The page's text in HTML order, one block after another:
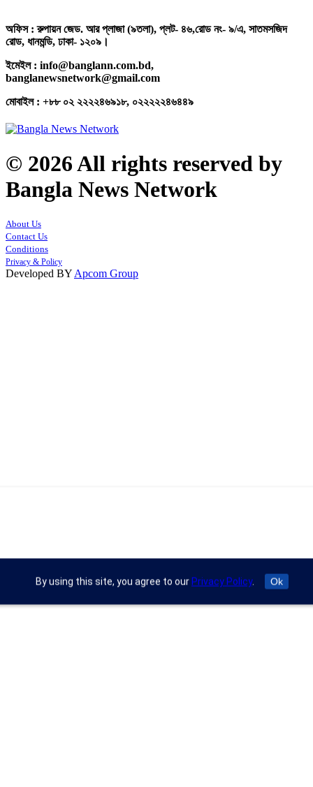
অফিস : রুপায়ন জেড. আর প্লাজা (৯তলা), প্লট- ৪৬,রোড নং- ৯/এ, সাতমসজিদ
রোড, ধানমন্ডি, ঢাকা- ১২০৯।
ইমেইল : info@banglann.com.bd,
banglanewsnetwork@gmail.com
মোবাইল : +৮৮ ০২ ২২২২৪৬৯১৮, ০২২২২২৪৬৪৪৯
© 2026 All rights reserved by
Bangla News Network
About Us
Contact Us
Conditions
Privacy & Policy
Developed BY Apcom Group
By using this site, you agree to our Privacy Policy. Ok